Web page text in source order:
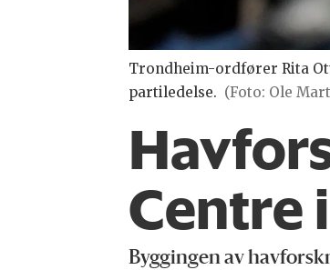
Trondheim-ordfører Rita
partiledelse. (Foto: Ole
Centre
Byggingen av